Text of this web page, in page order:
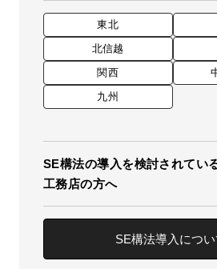
東北
北信越
関西
九州
SE構法の導入を検討されてい
工務店の方へ
SE構法導入につい